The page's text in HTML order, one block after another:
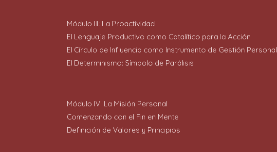
Módulo III: La Proactividad
El Lenguaje Productivo como Catalítico para la Acción
El Círculo de Influencia como Instrumento de Gestión Personal
El Determinismo: Símbolo de Parálisis
Módulo IV: La Misión Personal
Comenzando con el Fin en Mente
Definición de Valores y Principios